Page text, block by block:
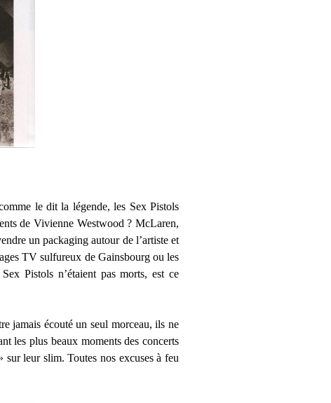
le dit la légende, les Sex Pistols
de Vivienne Westwood ? McLaren,
un packaging autour de l’artiste et
TV sulfureux de Gainsbourg ou les
Pistols n’étaient pas morts, est ce
jamais écouté un seul morceau, ils ne
les plus beaux moments des concerts
leur slim. Toutes nos excuses à feu